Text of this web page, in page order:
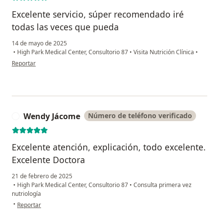
Excelente servicio, súper recomendado iré
todas las veces que pueda
14 de mayo de 2025
• High Park Medical Center, Consultorio 87 • Visita Nutrición Clínica •
en opinión del usuario Tatiana lucia
Reportar
Wendy Jácome Número de teléfono verificado
Excelente atención, explicación, todo excelente.
Excelente Doctora
21 de febrero de 2025
• High Park Medical Center, Consultorio 87 • Consulta primera vez
nutriología
• en opinión del usuario Wendy Jácome
Reportar